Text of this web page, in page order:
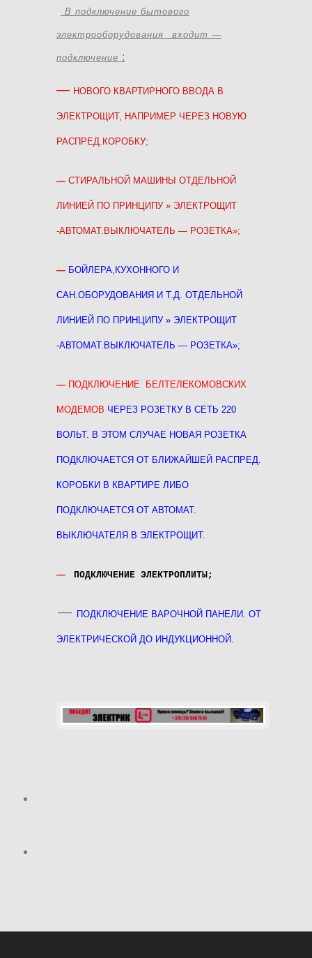
В подключение бытового
электрооборудования входит —
подключение :
— НОВОГО КВАРТИРНОГО ВВОДА В
ЭЛЕКТРОЩИТ, НАПРИМЕР ЧЕРЕЗ НОВУЮ
РАСПРЕД.КОРОБКУ;
— СТИРАЛЬНОЙ МАШИНЫ ОТДЕЛЬНОЙ
ЛИНИЕЙ ПО ПРИНЦИПУ » ЭЛЕКТРОЩИТ
-АВТОМАТ.ВЫКЛЮЧАТЕЛЬ — РОЗЕТКА»;
— БОЙЛЕРА,КУХОННОГО И
САН.ОБОРУДОВАНИЯ И Т.Д. ОТДЕЛЬНОЙ
ЛИНИЕЙ ПО ПРИНЦИПУ » ЭЛЕКТРОЩИТ
-АВТОМАТ.ВЫКЛЮЧАТЕЛЬ — РОЗЕТКА»;
— ПОДКЛЮЧЕНИЕ БЕЛТЕЛЕКОМОВСКИХ
МОДЕМОВ ЧЕРЕЗ РОЗЕТКУ В СЕТЬ 220
ВОЛЬТ. В ЭТОМ СЛУЧАЕ НОВАЯ РОЗЕТКА
ПОДКЛЮЧАЕТСЯ ОТ БЛИЖАЙШЕЙ РАСПРЕД.
КОРОБКИ В КВАРТИРЕ ЛИБО
ПОДКЛЮЧАЕТСЯ ОТ АВТОМАТ.
ВЫКЛЮЧАТЕЛЯ В ЭЛЕКТРОЩИТ.
— ПОДКЛЮЧЕНИЕ ЭЛЕКТРОПЛИТЫ;
— ПОДКЛЮЧЕНИЕ ВАРОЧНОЙ ПАНЕЛИ. ОТ
ЭЛЕКТРИЧЕСКОЙ ДО ИНДУКЦИОННОЙ.